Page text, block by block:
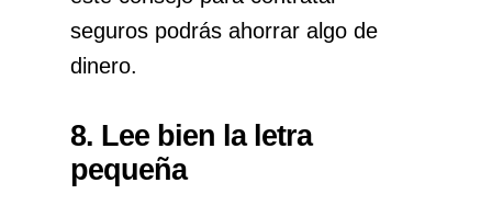
seguros podrás ahorrar algo de
dinero.
8. Lee bien la letra
pequeña